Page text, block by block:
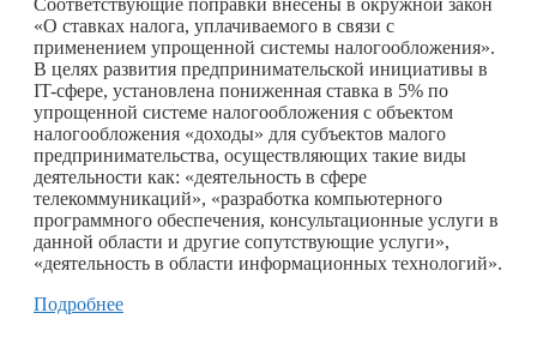
«О ставках налога, уплачиваемого в связи с
применением упрощенной системы налогообложения».
В целях развития предпринимательской инициативы в
IT-сфере, установлена пониженная ставка в 5% по
упрощенной системе налогообложения с объектом
налогообложения «доходы» для субъектов малого
предпринимательства, осуществляющих такие виды
деятельности как: «деятельность в сфере
телекоммуникаций», «разработка компьютерного
программного обеспечения, консультационные услуги в
данной области и другие сопутствующие услуги»,
«деятельность в области информационных технологий».
Подробнее